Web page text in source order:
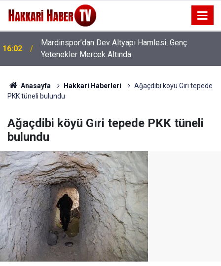
Mardinspor’dan Dev Altyapı Hamlesi: Genç
Yetenekler Mercek Altında
15:58
Figen Yüksekdağ’dan “Çerçeve Yasa” Açıklaması:
“Barışa kapı aralıyor”
Anasayfa Hakkari Haberleri
Ağaçdibi köyü Gıri tepede
PKK tüneli bulundu
Ağaçdibi köyü Gıri tepede PKK tüneli
bulundu